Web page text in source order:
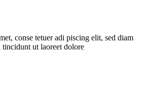
conse tetuer adi piscing elit, sed diam
ut laoreet dolore